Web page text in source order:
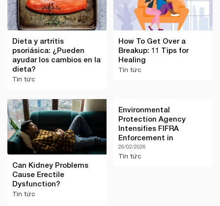
Dieta y artritis
psoriásica: ¿Pueden
ayudar los cambios en la
dieta?
Tin tức
How To Get Over a
Breakup: 11 Tips for
Healing
Tin tức
Can Kidney Problems
Cause Erectile
Dysfunction?
Tin tức
Environmental
Protection Agency
Intensifies FIFRA
Enforcement in
26/02/2026
Tin tức